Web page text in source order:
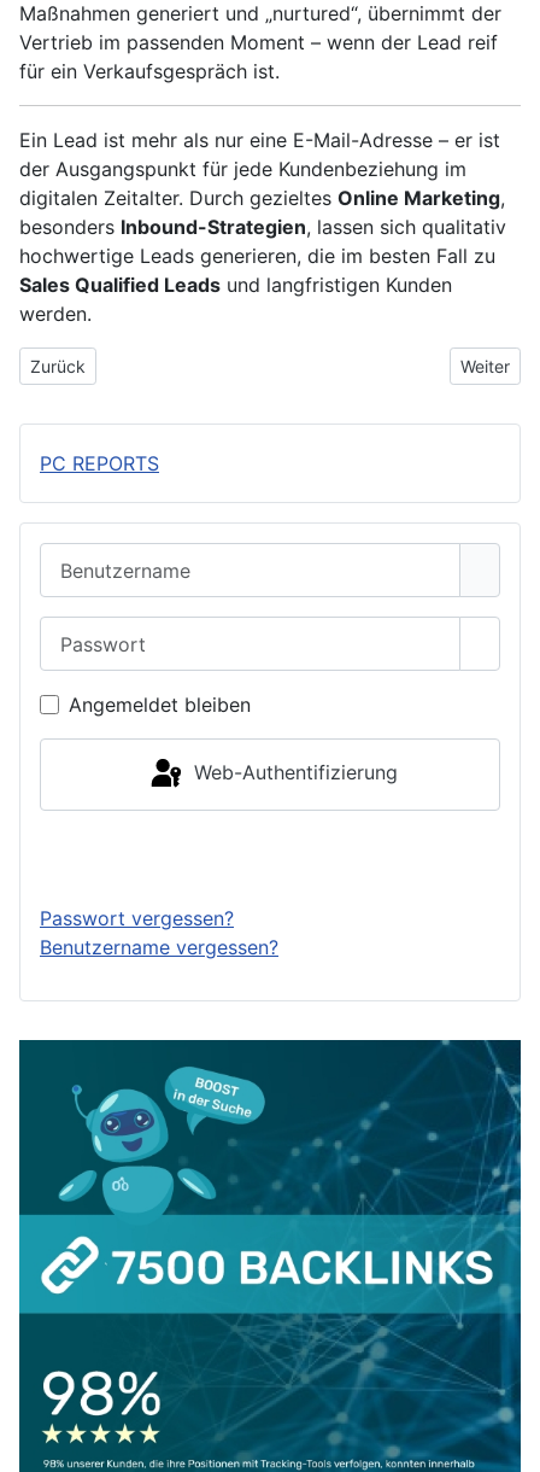
Maßnahmen generiert und „nurtured“, übernimmt der
Vertrieb im passenden Moment – wenn der Lead reif
für ein Verkaufsgespräch ist.
Ein Lead ist mehr als nur eine E-Mail-Adresse – er ist
der Ausgangspunkt für jede Kundenbeziehung im
digitalen Zeitalter. Durch gezieltes Online Marketing,
besonders Inbound-Strategien, lassen sich qualitativ
hochwertige Leads generieren, die im besten Fall zu
Sales Qualified Leads und langfristigen Kunden
werden.
Vorheriger Beitrag: Jetzt Minigolf-Tickets in Deiner Nähe
Zurück Nächster
Weiter
PC REPORTS
Angemeldet bleiben
Web-Authentifizierung
Passwort vergessen?
Benutzername vergessen?